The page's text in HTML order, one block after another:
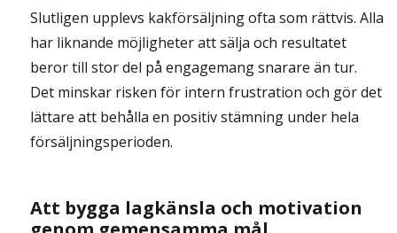
Slutligen upplevs kakförsäljning ofta som rättvis. Alla
har liknande möjligheter att sälja och resultatet
beror till stor del på engagemang snarare än tur.
Det minskar risken för intern frustration och gör det
lättare att behålla en positiv stämning under hela
försäljningsperioden.
Att bygga lagkänsla och motivation